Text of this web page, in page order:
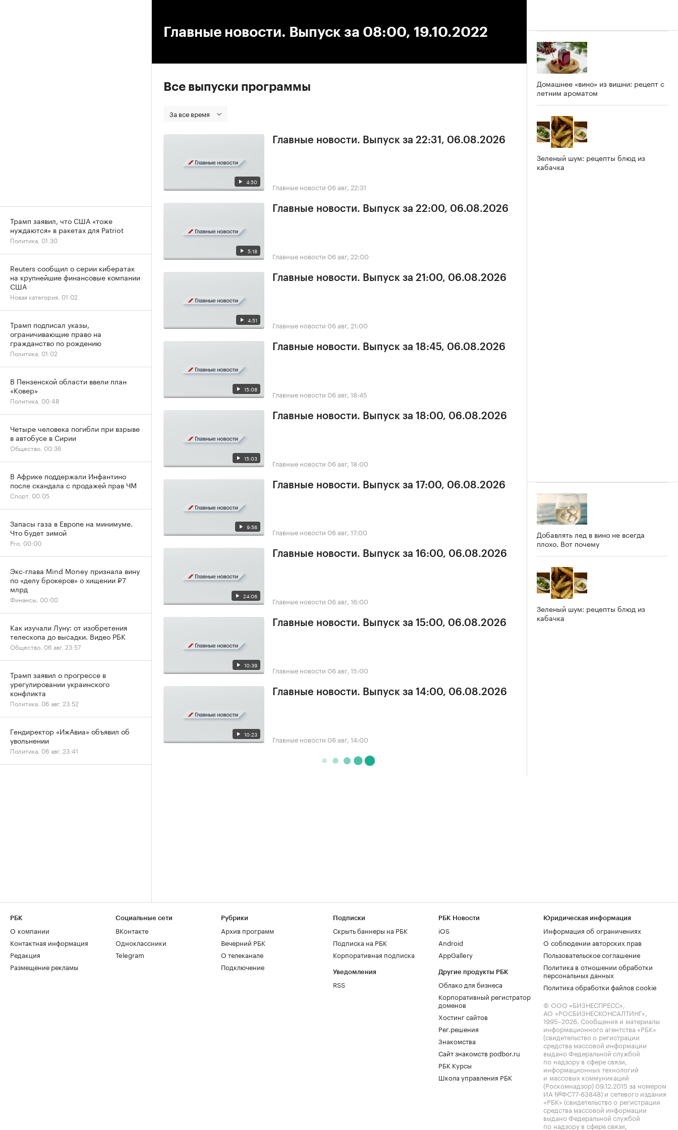
Главные новости. Выпуск за 08:00, 19.10.2022
Все выпуски программы
За все время
4:50
Главные новости. Выпуск за 22:31, 06.08.2026
Главные новости 06 авг, 22:31
5:18
Главные новости. Выпуск за 22:00, 06.08.2026
Главные новости 06 авг, 22:00
4:51
Главные новости. Выпуск за 21:00, 06.08.2026
Главные новости 06 авг, 21:00
15:08
Главные новости. Выпуск за 18:45, 06.08.2026
Главные новости 06 авг, 18:45
15:03
Главные новости. Выпуск за 18:00, 06.08.2026
Главные новости 06 авг, 18:00
9:56
Главные новости. Выпуск за 17:00, 06.08.2026
Главные новости 06 авг, 17:00
24:06
Главные новости. Выпуск за 16:00, 06.08.2026
Главные новости 06 авг, 16:00
10:39
Главные новости. Выпуск за 15:00, 06.08.2026
Главные новости 06 авг, 15:00
10:23
Главные новости. Выпуск за 14:00, 06.08.2026
Главные новости 06 авг, 14:00
Домашнее «вино» из вишни: рецепт с
летним ароматом
Зеленый шум: рецепты блюд из
кабачка
Добавлять лед в вино не всегда
плохо. Вот почему
Зеленый шум: рецепты блюд из
кабачка
Трамп заявил, что США «тоже
нуждаются» в ракетах для Patriot
Политика, 01:30
Reuters сообщил о серии кибератак
на крупнейшие финансовые компании
США
Новая категория, 01:02
Трамп подписал указы,
ограничивающие право на
гражданство по рождению
Политика, 01:02
В Пензенской области ввели план
«Ковер»
Политика, 00:48
Четыре человека погибли при взрыве
в автобусе в Сирии
Общество, 00:36
В Африке поддержали Инфантино
после скандала с продажей прав ЧМ
Спорт, 00:05
Запасы газа в Европе на минимуме.
Что будет зимой
Pro, 00:00
Экс-глава Mind Money признала вину
по «делу брокеров» о хищении ₽7
млрд
Финансы, 00:00
Как изучали Луну: от изобретения
телескопа до высадки. Видео РБК
Общество, 06 авг, 23:57
Трамп заявил о прогрессе в
урегулировании украинского
конфликта
Политика, 06 авг, 23:52
Гендиректор «ИжАвиа» объявил об
увольнении
Политика, 06 авг, 23:41
РБК
О компании
Контактная информация
Редакция
Размещение рекламы
Социальные сети
ВКонтакте
Одноклассники
Telegram
Рубрики
Архив программ
Вечерний РБК
О телеканале
Подключение
Подписки
Скрыть баннеры на РБК
Подписка на РБК
Корпоративная подписка
Уведомления
RSS
РБК Новости
iOS
Android
AppGallery
Другие продукты РБК
Облако для бизнеса
Корпоративный регистратор
доменов
Хостинг сайтов
Рег.решения
Знакомства
Сайт знакомств podbor.ru
РБК Курсы
Школа управления РБК
Юридическая информация
Информация об ограничениях
О соблюдении авторских прав
Пользовательское соглашение
Политика в отношении обработки
персональных данных
Политика обработки файлов cookie
© ООО «БИЗНЕСПРЕСС»,
АО «РОСБИЗНЕСКОНСАЛТИНГ»,
1995–2026. Сообщения и материалы
информационного агентства «РБК»
(свидетельство о регистрации
средства массовой информации
выдано Федеральной службой
по надзору в сфере связи,
информационных технологий
и массовых коммуникаций
(Роскомнадзор) 09.12.2015 за номером
ИА №ФС77-63848) и сетевого издания
«РБК» (свидетельство о регистрации
средства массовой информации
выдано Федеральной службой
по надзору в сфере связи,